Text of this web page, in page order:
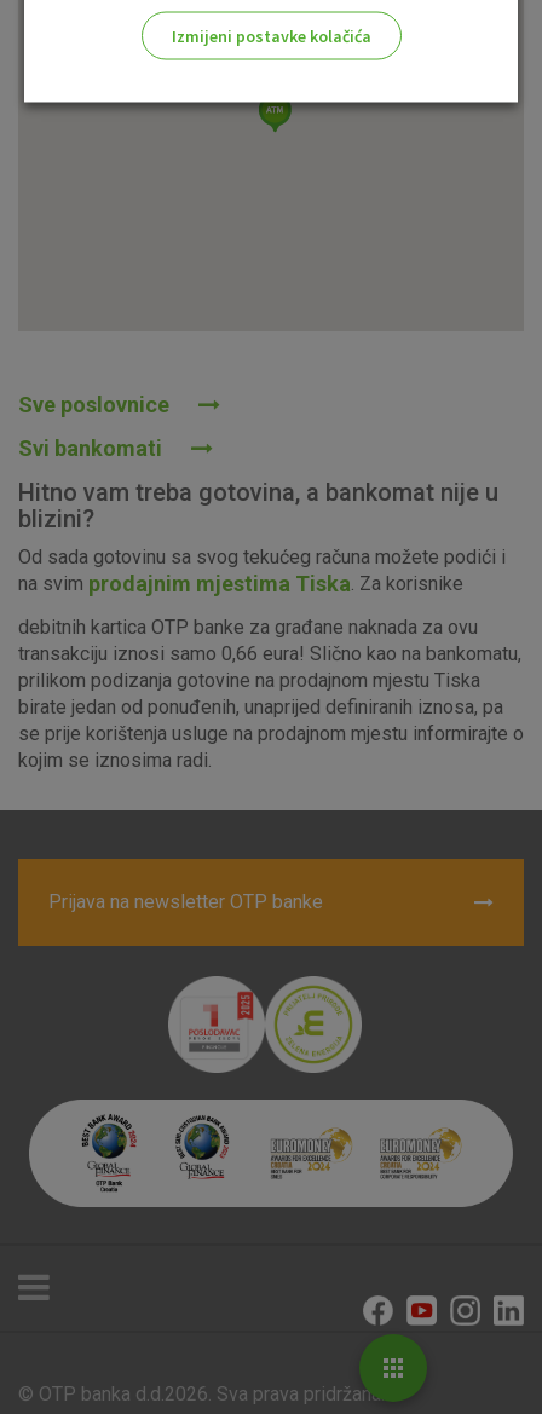
Sve poslovnice
Svi bankomati
Hitno vam treba gotovina, a bankomat nije u
blizini?
Od sada gotovinu sa svog tekućeg računa možete podići i
na svim prodajnim mjestima Tiska . Za korisnike
debitnih kartica OTP banke za građane naknada za ovu
transakciju iznosi samo 0,66 eura! Slično kao na bankomatu,
prilikom podizanja gotovine na prodajnom mjestu Tiska
birate jedan od ponuđenih, unaprijed definiranih iznosa, pa
se prije korištenja usluge na prodajnom mjestu informirajte o
kojim se iznosima radi.
Prijava na newsletter OTP banke
Poslovnice i bankomati
© OTP banka d.d.2026. Sva prava pridržana.
Izmijeni postavke kolačića
Ovi kolačići nužni su za funkcioniranje internetske stranice i
postavljaju kao odgovor na vaše radnje koje uključuju zahtjev
za uslugama, kao što su postavke kolačića. Svoj preglednik
o njima, ali u tom slučaju neki dijelovi stranice neće raditi. Ti
kolačići ne pohranjuju nikakve informacije koje bi vas mogle
identificirati.
Detaljnije informacije o kolačićima